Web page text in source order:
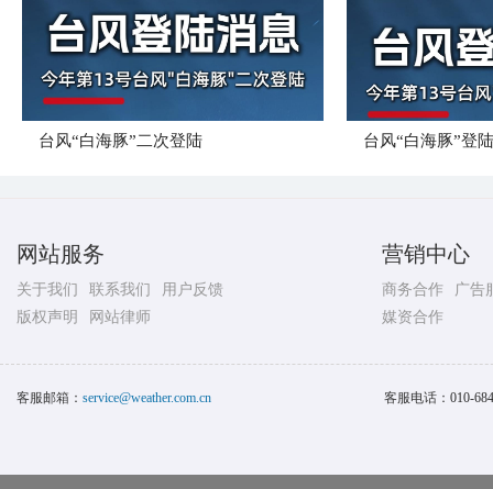
台风“白海豚”二次登陆 台风“白海豚”登
网站服务
关于我们 联系我们
用户反馈
版权声明
网站律师
营销中心
商务合作
广告
媒资合作
客服邮箱： service@weather.com.cn 客服电话： 010-